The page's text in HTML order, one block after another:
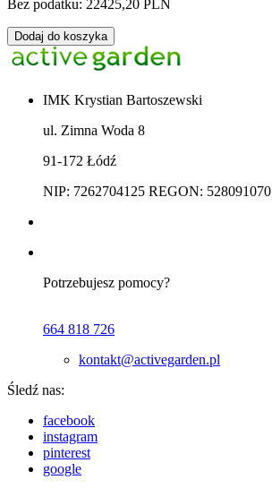
Bez podatku: 22425,20 PLN
Dodaj do koszyka
IMK Krystian Bartoszewski
ul. Zimna Woda 8
91-172 Łódź
NIP: 7262704125 REGON: 528091070
Potrzebujesz pomocy?
664 818 726
kontakt@activegarden.pl
Śledź nas:
facebook
instagram
pinterest
google